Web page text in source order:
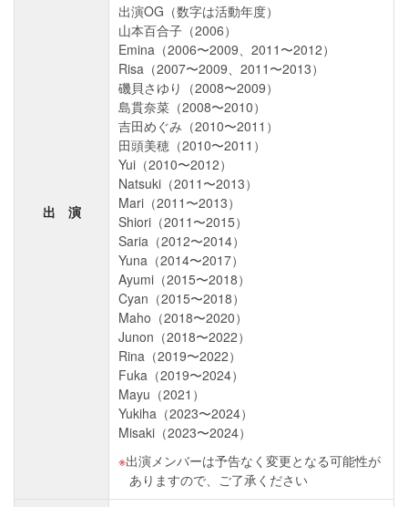
出 演
出演OG（数字は活動年度）
山本百合子（2006）
Emina（2006〜2009、2011〜2012）
Risa（2007〜2009、2011〜2013）
磯貝さゆり（2008〜2009）
島貫奈菜（2008〜2010）
吉田めぐみ（2010〜2011）
田頭美穂（2010〜2011）
Yui（2010〜2012）
Natsuki（2011〜2013）
Mari（2011〜2013）
Shiori（2011〜2015）
Saria（2012〜2014）
Yuna（2014〜2017）
Ayumi（2015〜2018）
Cyan（2015〜2018）
Maho（2018〜2020）
Junon（2018〜2022）
Rina（2019〜2022）
Fuka（2019〜2024）
Mayu（2021）
Yukiha（2023〜2024）
Misaki（2023〜2024）
出演メンバーは予告なく変更となる可能性が
ありますので、ご了承ください